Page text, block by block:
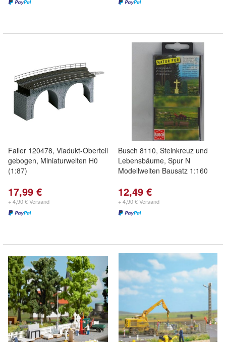
Faller 120478, Viadukt-Oberteil
gebogen, Miniaturwelten H0
(1:87)
17,99 €
+ 4,90 € Versand
Busch 8110, Steinkreuz und
Lebensbäume, Spur N
Modellwelten Bausatz 1:160
12,49 €
+ 4,90 € Versand